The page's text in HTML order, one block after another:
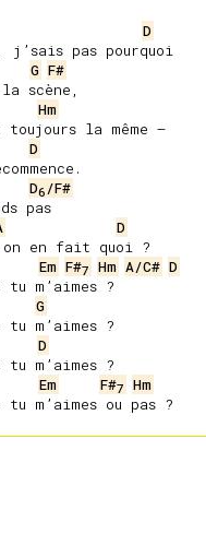
D
j’sais pas pourquoi
G F#
scène,
Hm
toujours la même –
D
D6 /F#
pas
D
en fait quoi ?
Em F#7 Hm A/C# D
tu m’aimes ?
G
tu m’aimes ?
D
tu m’aimes ?
Em F#7 Hm